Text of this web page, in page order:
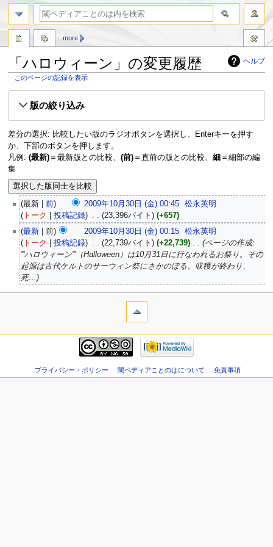
ヘルプ
「ハロウィーン」の変更履歴
このページの記録を表示
ゲ
ー
シ
ョ
ン
移
に
移
動
版の絞り込み
差分の選択: 比較したい版のラジオボタンを選択し、Enterキーを押す
か、下部のボタンを押します。
凡例: (最新)＝最新版との比較、 (前)＝直前の版との比較、 細 ＝細部の編
集
最新 前 2009年10月30日 (金) 00:45
松永英明
トーク
投稿記録 23,396バイト
+657
最新
前 2009年10月30日 (金) 00:15
松永英明
トーク
投稿記録 22,739バイト +22,739 ‎
ページの作成:
'''ハロウィーン'''（Halloween）は10月31日に行なわれるお祭り。その
起源は古代ケルトのサーウィン祭にさかのぼる。収穫が終わり、
死…
more
プライバシー・ポリシー 閾ペディアことのはについて 免責事項